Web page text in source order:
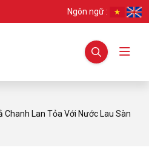
Ngôn ngữ :
Chanh Lan Tỏa Với Nước Lau Sàn